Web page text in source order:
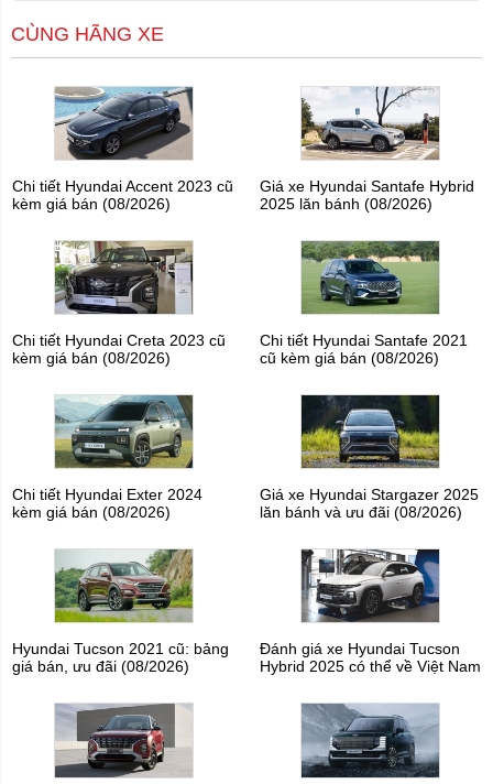
CÙNG HÃNG XE
Chi tiết Hyundai Accent 2023 cũ
kèm giá bán (08/2026)
Giá xe Hyundai Santafe Hybrid
2025 lăn bánh (08/2026)
Chi tiết Hyundai Creta 2023 cũ
kèm giá bán (08/2026)
Chi tiết Hyundai Santafe 2021
cũ kèm giá bán (08/2026)
Chi tiết Hyundai Exter 2024
kèm giá bán (08/2026)
Giá xe Hyundai Stargazer 2025
lăn bánh và ưu đãi (08/2026)
Hyundai Tucson 2021 cũ: bảng
giá bán, ưu đãi (08/2026)
Đánh giá xe Hyundai Tucson
Hybrid 2025 có thể về Việt Nam